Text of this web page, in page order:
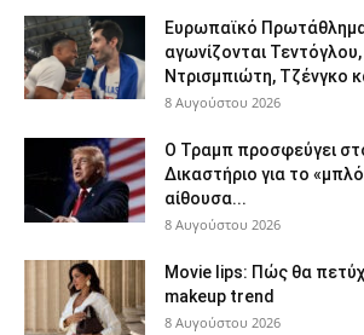
Ευρωπαϊκό
αγωνίζονται
Ντρισμπιώτη, Τζένγκο
8 Αυγούστου 2026
Ο Τραμπ προσφεύγει
Δικαστήριο για το
αίθουσα...
8 Αυγούστου 2026
Movie lips: Πώς θα
makeup trend
8 Αυγούστου 2026